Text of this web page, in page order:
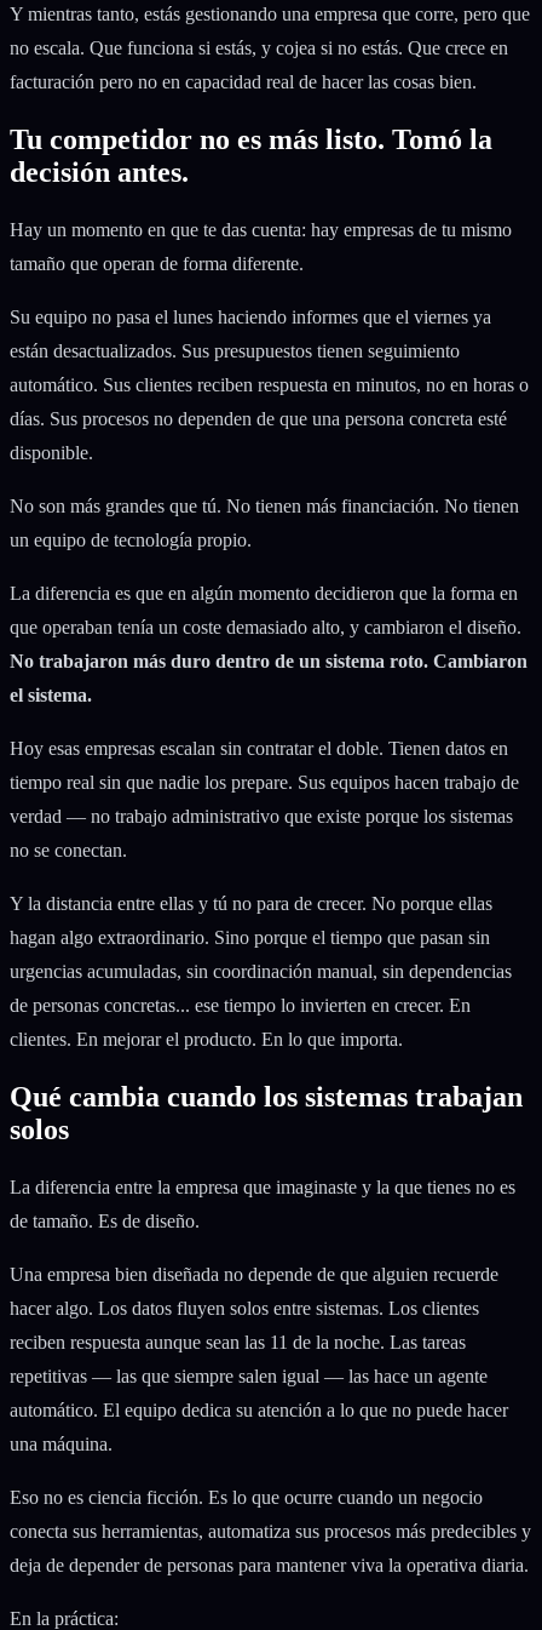
Y mientras tanto, estás gestionando una empresa que corre, pero que
no escala. Que funciona si estás, y cojea si no estás. Que crece en
facturación pero no en capacidad real de hacer las cosas bien.
Tu competidor no es más listo. Tomó la
decisión antes.
Hay un momento en que te das cuenta: hay empresas de tu mismo
tamaño que operan de forma diferente.
Su equipo no pasa el lunes haciendo informes que el viernes ya
están desactualizados. Sus presupuestos tienen seguimiento
automático. Sus clientes reciben respuesta en minutos, no en horas o
días. Sus procesos no dependen de que una persona concreta esté
disponible.
No son más grandes que tú. No tienen más financiación. No tienen
un equipo de tecnología propio.
La diferencia es que en algún momento decidieron que la forma en
que operaban tenía un coste demasiado alto, y cambiaron el diseño.
No trabajaron más duro dentro de un sistema roto. Cambiaron
el sistema.
Hoy esas empresas escalan sin contratar el doble. Tienen datos en
tiempo real sin que nadie los prepare. Sus equipos hacen trabajo de
verdad — no trabajo administrativo que existe porque los sistemas
no se conectan.
Y la distancia entre ellas y tú no para de crecer. No porque ellas
hagan algo extraordinario. Sino porque el tiempo que pasan sin
urgencias acumuladas, sin coordinación manual, sin dependencias
de personas concretas... ese tiempo lo invierten en crecer. En
clientes. En mejorar el producto. En lo que importa.
Qué cambia cuando los sistemas trabajan
solos
La diferencia entre la empresa que imaginaste y la que tienes no es
de tamaño. Es de diseño.
Una empresa bien diseñada no depende de que alguien recuerde
hacer algo. Los datos fluyen solos entre sistemas. Los clientes
reciben respuesta aunque sean las 11 de la noche. Las tareas
repetitivas — las que siempre salen igual — las hace un agente
automático. El equipo dedica su atención a lo que no puede hacer
una máquina.
Eso no es ciencia ficción. Es lo que ocurre cuando un negocio
conecta sus herramientas, automatiza sus procesos más predecibles y
deja de depender de personas para mantener viva la operativa diaria.
En la práctica: